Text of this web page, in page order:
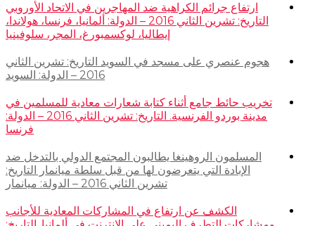
ارتفاع جرائم الكراهية ضد المهاجرين في الاتحاد الأوروبي
التاريخ: تشرين الثاني 2016 – الدولة: ألمانيا، فرنسا، هولاندا،
إيطاليا، لوكسمبورغ، المجر، سلوفينيا
هجوم عنصري على مسجد في السويد التاريخ: تشرين الثاني
2016 – الدولة: السويد
تخريب حائط جامع أثناء كتابة شعارات معادية للمسلمين في
مدينة بوردو الفرنسية. التاريخ: تشرين الثاني 2016 – الدولة:
فرنسا
المسلمون الروهينغا يطالبون المجتمع الدولي بالتدخل ضد
الإبادة التي يتعرضون لها من قبل سلطة ميانمار التاريخ:
تشرين الثاني 2016 – الدولة: ميانمار
الكشف عن ارتفاع في المشاركات المعادية للأجانب